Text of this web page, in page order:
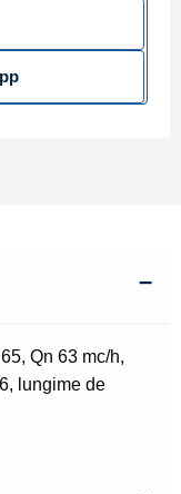
Qn 63 mc/h,
lungime de